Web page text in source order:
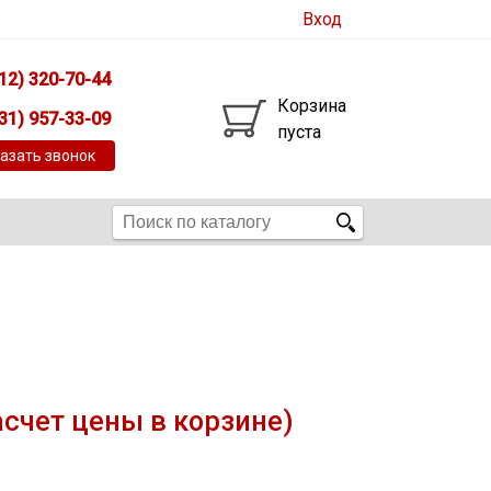
Вход
320-70-44
957-33-09
звонок
Корзина
пуста
цены в корзине)